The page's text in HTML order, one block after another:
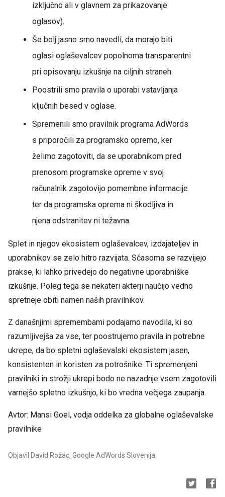
izključno ali v glavnem za prikazovanje
oglasov).
Še bolj jasno smo navedli, da morajo biti
oglasi oglaševalcev popolnoma transparentni
pri opisovanju izkušnje na ciljnih straneh.
Poostrili smo pravila o uporabi vstavljanja
ključnih besed v oglase.
Spremenili smo pravilnik programa AdWords
s priporočili za programsko opremo, ker
želimo zagotoviti, da se uporabnikom pred
prenosom programske opreme v svoj
računalnik zagotovijo pomembne informacije
ter da programska oprema ni škodljiva in
njena odstranitev ni težavna.
Splet in njegov ekosistem oglaševalcev, izdajateljev in
uporabnikov se zelo hitro razvijata. Sčasoma se razvijejo
prakse, ki lahko privedejo do negativne uporabniške
izkušnje. Poleg tega se nekateri akterji naučijo vedno
spretneje obiti namen naših pravilnikov.
Z današnjimi spremembami podajamo navodila, ki so
razumljivejša za vse, ter poostrujemo pravila in potrebne
ukrepe, da bo spletni oglaševalski ekosistem jasen,
konsistenten in koristen za potrošnike. Ti spremenjeni
pravilniki in strožji ukrepi bodo ne nazadnje vsem zagotovili
varnejšo spletno izkušnjo, ki bo vredna večjega zaupanja.
Avtor: Mansi Goel, vodja oddelka za globalne oglaševalske
pravilnike
Objavil David Rožac, Google AdWords Slovenija